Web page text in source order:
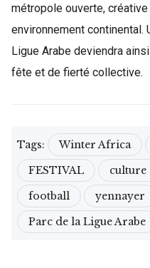
métropole ouverte,
environnement continental.
Ligue Arabe deviendra
fête et de fierté collective.
Tags: Winter Africa
FESTIVAL
culture
football
yennayer
Parc de la Ligue Arabe